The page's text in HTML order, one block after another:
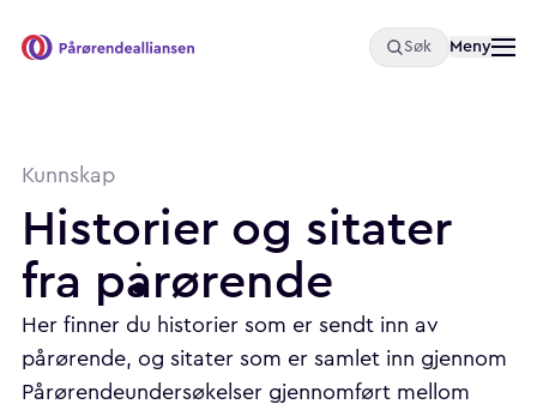
Pårørendealliansen Søk Åpne
Meny
Kunnskap
Historier og sitater
fra pårørende
Her finner du historier som er sendt inn av
pårørende, og sitater som er samlet inn gjennom
Pårørendeundersøkelser gjennomført mellom